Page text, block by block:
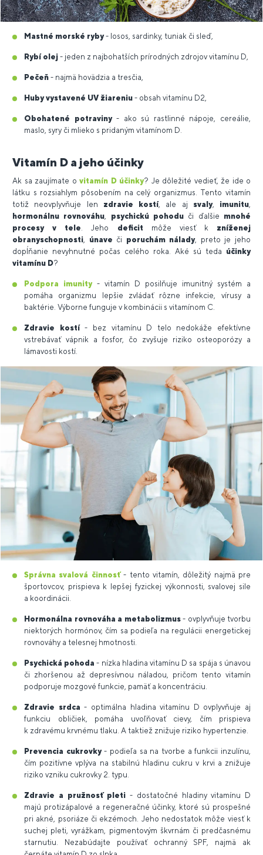
Mastné morské ryby- losos, sardinky, tuniak či sleď,
Rybí olej - jeden z najbohatších prírodných zdrojov vitamínu D,
Pečeň - najmä hovädzia a tresčia,
Huby vystavené UV žiareniu - obsah vitamínu D2,
Obohatené potraviny- ako sú rastlinné nápoje, cereálie,
maslo, syry či mlieko s pridaným vitamínom D.
Vitamín D a jeho účinky
Ak sa zaujímate o vitamín D účinky? Je dôležité vedieť, že ide o
látku s rozsiahlym pôsobením na celý organizmus. Tento vitamín
totiž neovplyvňuje len zdravie kostí, ale aj svaly, imunitu
hormonálnu rovnováhu
psychickú pohodu či ďalšie mnohé
procesy v tele . Jeho deficit môže viesť k zníženej
obranyschopnosti
únave či poruchám nálady, preto je jeho
dopĺňanie nevyhnutné počas celého roka. Aké sú teda účinky
vitamínu D?
Podpora imunity - vitamín D posilňuje imunitný systém a
pomáha organizmu lepšie zvládať rôzne infekcie, vírusy a
baktérie. Výborne funguje v kombinácii s vitamínom C.
Zdravie kostí- bez vitamínu D telo nedokáže efektívne
vstrebávať vápnik a fosfor, čo zvyšuje riziko osteoporózy a
lámavosti kostí.
Správna svalová činnosť- tento vitamín, dôležitý najmä pre
športovcov, prispieva k lepšej fyzickej výkonnosti, svalovej sile
a koordinácii.
Hormonálna rovnováha a metabolizmus- ovplyvňuje tvorbu
niektorých hormónov, čím sa podieľa na regulácii energetickej
rovnováhy a telesnej hmotnosti.
Psychická pohoda - nízka hladina vitamínu D sa spája s únavou
či zhoršenou až depresívnou náladou, pričom tento vitamín
podporuje mozgové funkcie, pamäť a koncentráciu.
Zdravie srdca - optimálna hladina vitamínu D ovplyvňuje aj
funkciu obličiek, pomáha uvoľňovať cievy, čím prispieva
k zdravému krvnému tlaku. A taktiež znižuje riziko hypertenzie.
Prevencia cukrovky- podieľa sa na tvorbe a funkcii inzulínu,
čím pozitívne vplýva na stabilnú hladinu cukru v krvi a znižuje
riziko vzniku cukrovky 2. typu.
Zdravie a pružnosť pleti - dostatočné hladiny vitamínu D
majú protizápalové a regeneračné účinky, ktoré sú prospešné
pri akné, psoriáze či ekzémoch. Jeho nedostatok môže viesť k
suchej pleti, vyrážkam, pigmentovým škvrnám či predčasnému
starnutiu. Nezabúdajte používať ochranný SPF, najmä ak